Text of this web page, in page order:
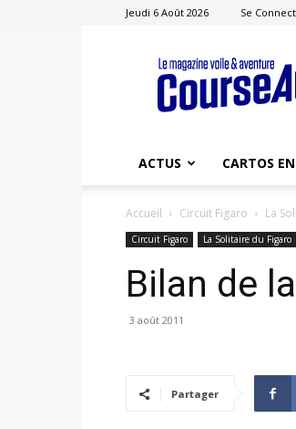
Jeudi 6 Août 2026 Se
au
ACTUS CARTOS
Accueil Circuit Figaro La
Circuit Figaro La Solitaire du Figaro
Bilan de
3 août 2011
Partager